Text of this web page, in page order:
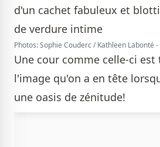
Photos: Sophie Couderc / Kathleen Labonté
Une cour comme celle-ci
l'image qu'on a en tête
une oasis de zénitude!